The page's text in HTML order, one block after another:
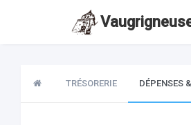
TRÉSORERIE DÉPENSES